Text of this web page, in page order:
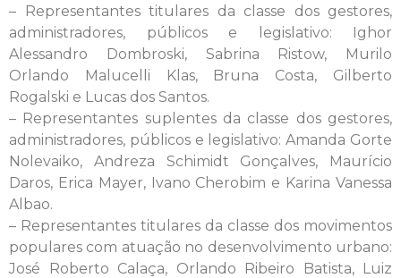
– Representantes titulares da classe dos gestores,
administradores, públicos e legislativo: Ighor
Alessandro Dombroski, Sabrina Ristow, Murilo
Orlando Malucelli Klas, Bruna Costa, Gilberto
Rogalski e Lucas dos Santos.
– Representantes suplentes da classe dos gestores,
administradores, públicos e legislativo: Amanda Gorte
Nolevaiko, Andreza Schimidt Gonçalves, Maurício
Daros, Erica Mayer, Ivano Cherobim e Karina Vanessa
Albao.
– Representantes titulares da classe dos movimentos
populares com atuação no desenvolvimento urbano:
José Roberto Calaça, Orlando Ribeiro Batista, Luiz